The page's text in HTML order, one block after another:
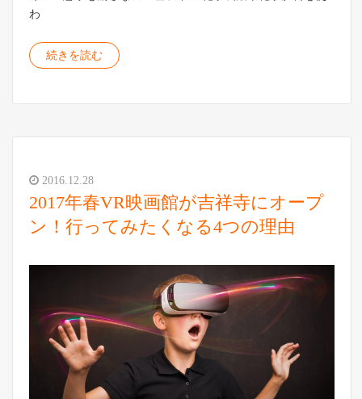
わ
続きを読む
2016.12.28
2017年春VR映画館が吉祥寺にオープ
ン！行ってみたくなる4つの理由